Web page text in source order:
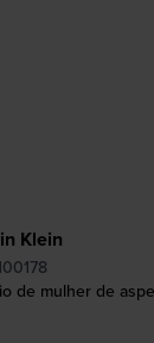
Klein
de mulher de